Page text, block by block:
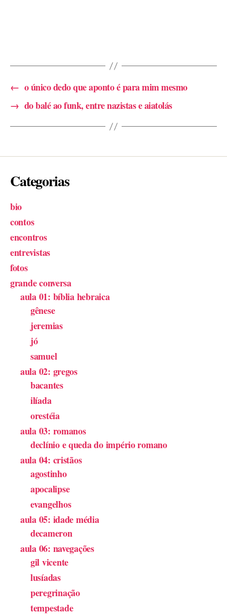
← o único dedo que aponto é para mim mesmo
→ do balé ao funk, entre nazistas e aiatolás
Categorias
bio
contos
encontros
entrevistas
fotos
grande conversa
aula 01: bíblia hebraica
gênese
jeremias
jó
samuel
aula 02: gregos
bacantes
ilíada
orestéia
aula 03: romanos
declínio e queda do império romano
aula 04: cristãos
agostinho
apocalipse
evangelhos
aula 05: idade média
decameron
aula 06: navegações
gil vicente
lusíadas
peregrinação
tempestade